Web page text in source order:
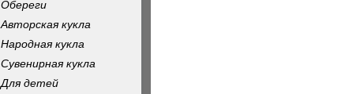
Обереги
Авторская кукла
Народная кукла
Сувенирная кукла
Для детей